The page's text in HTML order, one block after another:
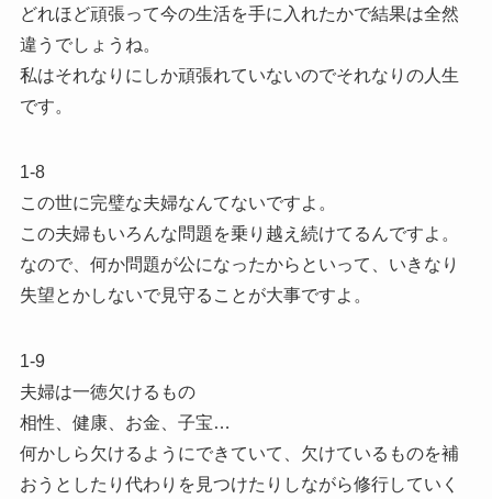
どれほど頑張って今の生活を手に入れたかで結果は全然
違うでしょうね。
私はそれなりにしか頑張れていないのでそれなりの人生
です。
1-8
この世に完璧な夫婦なんてないですよ。
この夫婦もいろんな問題を乗り越え続けてるんですよ。
なので、何か問題が公になったからといって、いきなり
失望とかしないで見守ることが大事ですよ。
1-9
夫婦は一徳欠けるもの
相性、健康、お金、子宝…
何かしら欠けるようにできていて、欠けているものを補
おうとしたり代わりを見つけたりしながら修行していく